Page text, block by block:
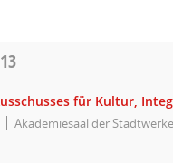
für Kultur,
Akademiesaal der